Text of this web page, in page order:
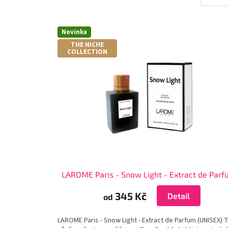
V Novinka
THE NICHE
COLLECTION
LAROME Paris - Snow Light - Extract de
od 345 Kč Detail
LAROME Paris - Snow Light - Extract de Parfum (UNISEX)